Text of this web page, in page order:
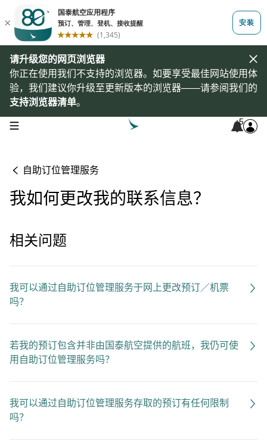
请升级您的网页浏览器
你正在使用我们不支持的浏览器。如要享受最佳网站使用体
验，我们建议你升级至更新版本的浏览器——请参阅我们的
支持浏览器清单。
open navigation menu 5
自助订位管理服务
我如何更改我的联系信息？
相关问题
我可以通过自助订位管理服务于网上更改预订／机票
吗？
若我的预订包含并非由国泰航空提供的航班，我仍可使
用自助订位管理服务吗？
我可以通过自助订位管理服务存取的预订有任何限制
吗？